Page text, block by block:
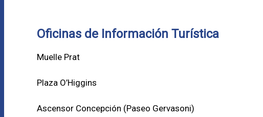
Oficinas de Información Turística
Muelle Prat
Plaza O’Higgins
Ascensor Concepción (Paseo Gervasoni)